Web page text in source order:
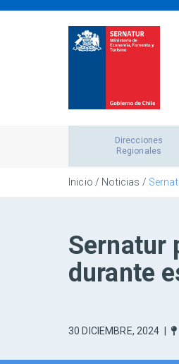
Direcciones
Regionales
Inicio / Noticias /
Sernatur
durante
30 DICIEMBRE, 2024